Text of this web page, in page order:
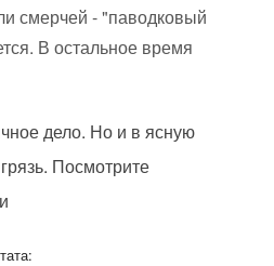
смерчей - "паводковый
В остальное время
дело. Но и в ясную
Посмотрите